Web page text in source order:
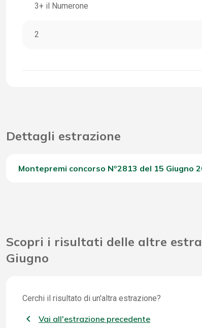
3+ il Numerone
2
Dettagli estrazione
Montepremi concorso Nº2813 del 15 Giugno
Scopri i risultati delle altre
Giugno
Cerchi il risultato di un'altra estrazione?
Vai all'estrazione precedente